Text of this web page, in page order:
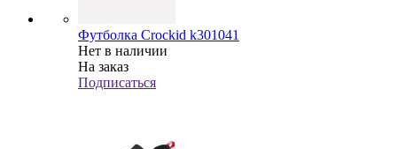
Футболка Crockid k301041
Нет в наличии
На заказ
Подписаться